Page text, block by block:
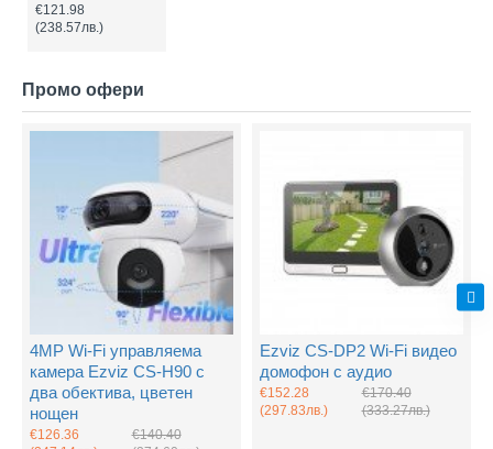
€121.98
(238.57лв.)
Промо офери
4MP Wi-Fi управляема
камера Ezviz CS-H90 с
два обектива, цветен
нощен
€126.36
€140.40
Ezviz CS-DP2 Wi-Fi видео
домофон с аудио
€152.28
(297.83лв.)
€170.40
(333.27лв.)